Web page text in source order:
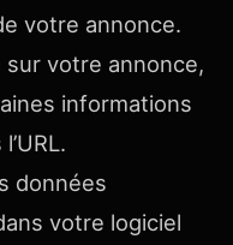
votre annonce.
votre annonce,
informations
données
votre logiciel